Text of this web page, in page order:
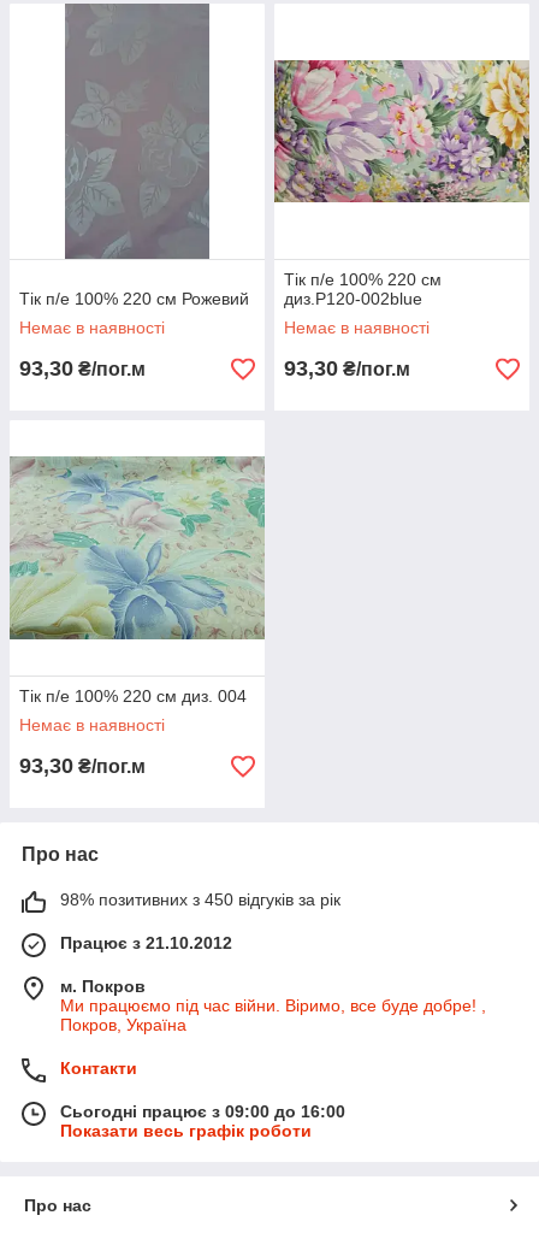
Тік п/е 100% 220 см Рожевий
Немає в наявності
93,30 ₴/пог.м
Тік п/е 100% 220 см
диз.P120-002blue
Немає в наявності
93,30 ₴/пог.м
Тік п/е 100% 220 см диз. 004
Немає в наявності
93,30 ₴/пог.м
Про нас
98% позитивних з 450 відгуків за рік
Працює з 21.10.2012
м. Покров
Ми працюємо під час війни. Віримо, все буде добре! ,
Покров, Україна
Контакти
Сьогодні працює з 09:00 до 16:00
Показати весь графік роботи
Про нас